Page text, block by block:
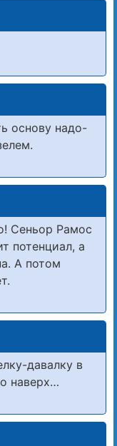
основу надо-
Сеньор Рамос
потенциал, а
А потом
давалку в
наверх…